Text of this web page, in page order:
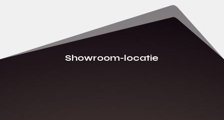
Showroom-locatie